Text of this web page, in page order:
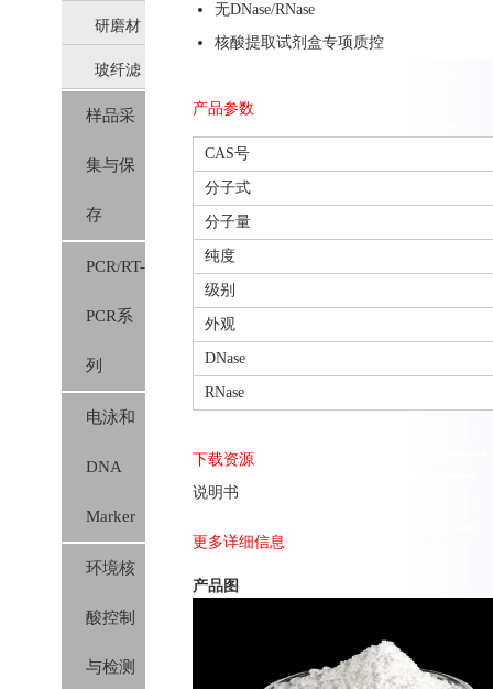
研磨材
料
玻纤滤
膜（硅
胶膜）
样品采
集与保
存
PCR/RT-
PCR系
列
电泳和
DNA
Marker
环境核
酸控制
与检测
无DNase/RNase
核酸提取试剂盒专项质控
产品参数
CAS号
分子式
分子量
纯度
级别
外观
DNase
RNase
下载资源
说明书
更多详细信息
产品图